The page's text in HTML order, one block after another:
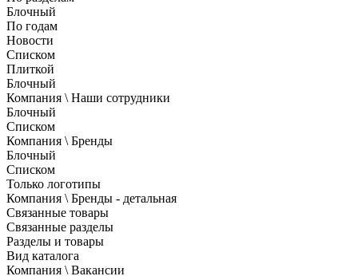
Блочный
По годам
Новости
Списком
Плиткой
Блочный
Компания \ Наши сотрудники
Блочный
Списком
Компания \ Бренды
Блочный
Списком
Только логотипы
Компания \ Бренды - детальная
Связанные товары
Связанные разделы
Разделы и товары
Вид каталога
Компания \ Вакансии